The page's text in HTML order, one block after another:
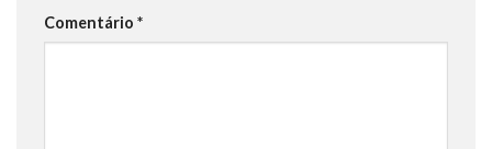
Comentário *